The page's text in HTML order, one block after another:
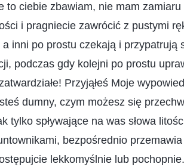
to ciebie zbawiam, nie mam zamiaru
i pragniecie zawrócić z pustymi
inni po prostu czekają i przypatrują
podczas gdy kolejni po prostu
Przyjąłeś Moje
dumny, czym możesz się
tylko spływające na was słowa
bezpośrednio
lekkomyślnie lub